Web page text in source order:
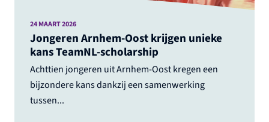
Jongeren Arnhem-Oost krijgen unieke
kans TeamNL-scholarship
Achttien jongeren uit Arnhem-Oost kregen een
bijzondere kans dankzij een samenwerking
tussen...
24 MAART 2026